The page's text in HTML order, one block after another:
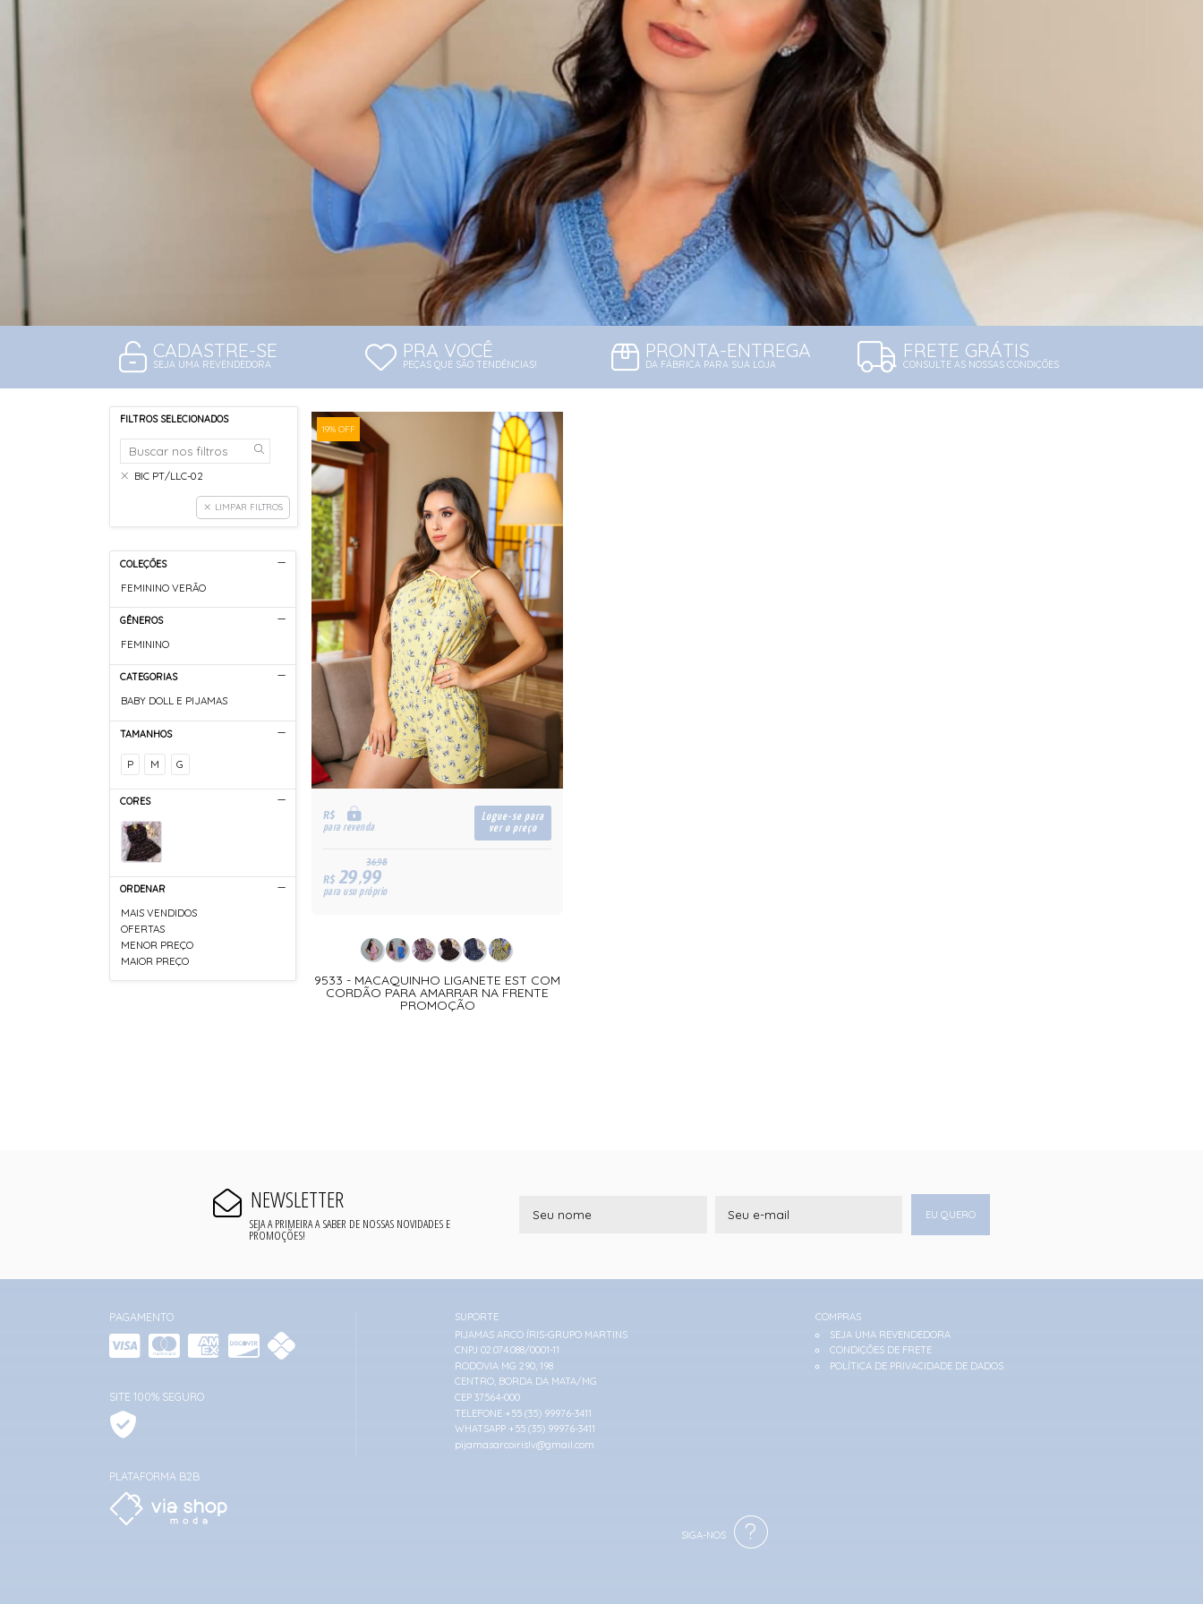
CADASTRE-SE
SEJA UMA REVENDEDORA
PRA VOCÊ
PEÇAS QUE SÃO TENDÊNCIAS!
PRONTA-ENTREGA
DA FÁBRICA PARA SUA LOJA
FRETE GRÁTIS
CONSULTE AS NOSSAS CONDIÇÕES
FILTROS SELECIONADOS
BIC PT/LLC-02
LIMPAR FILTROS
COLEÇÕES
FEMININO VERÃO
GÊNEROS
FEMININO
CATEGORIAS
BABY DOLL E PIJAMAS
TAMANHOS
P M G
CORES
ORDENAR
MAIS VENDIDOS
OFERTAS
MENOR PREÇO
MAIOR PREÇO
19% OFF
R$
para revenda
Logue-se para
ver o preço
36,98
R$29,99
para uso próprio
9533 - MACAQUINHO LIGANETE EST COM
CORDÃO PARA AMARRAR NA FRENTE
PROMOÇÃO
NEWSLETTER
SEJA A PRIMEIRA A SABER DE NOSSAS NOVIDADES E
PROMOÇÕES!
EU QUERO
PAGAMENTO
SITE 100% SEGURO
PLATAFORMA B2B
SUPORTE
PIJAMAS ARCO ÍRIS-GRUPO MARTINS
CNPJ 02.074.088/0001-11
RODOVIA MG 290, 198
CENTRO, BORDA DA MATA/MG
CEP 37564-000
TELEFONE +55 (35) 99976-3411
WHATSAPP +55 (35) 99976-3411
pijamasarcoirislv@gmail.com
COMPRAS
SEJA UMA REVENDEDORA
CONDIÇÕES DE FRETE
POLÍTICA DE PRIVACIDADE DE DADOS